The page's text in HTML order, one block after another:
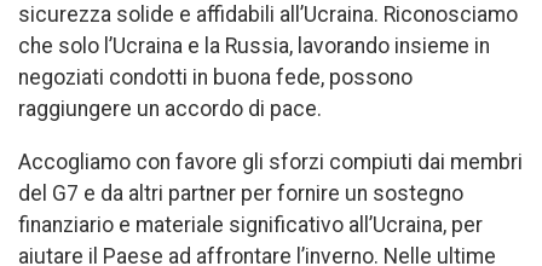
sicurezza solide e affidabili all’Ucraina. Riconosciamo
che solo l’Ucraina e la Russia, lavorando insieme in
negoziati condotti in buona fede, possono
raggiungere un accordo di pace.
Accogliamo con favore gli sforzi compiuti dai membri
del G7 e da altri partner per fornire un sostegno
finanziario e materiale significativo all’Ucraina, per
aiutare il Paese ad affrontare l’inverno. Nelle ultime